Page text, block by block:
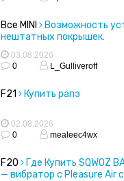
Все MINI
Возможность
нештатных покрышек.
03.08.2026
0
L_Gulliveroff
F21 Купить рапэ
02.08.2026
0
mealeec4wx
F20
Где Купить SQWOZ
— вибратор с Pleasure Air